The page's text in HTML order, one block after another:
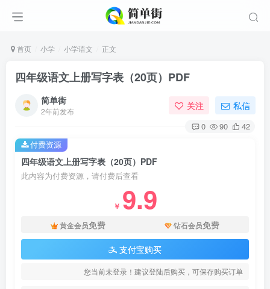
首页 小学 小学语文 正文
四年级语文上册写字表（20页）PDF
简单街
2年前发布 关注 私信
0 90 42
四年级语文上册写字表（20页）PDF
此内容为付费资源，请付费后查看
￥ 9.9
黄金会员免费 钻石会员免费
支付宝购买
您当前未登录！建议登陆后购买，可保存购买订单
付费资源